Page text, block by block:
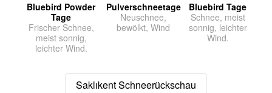
Bluebird Powder
Tage
Frischer Schnee,
meist sonnig,
leichter Wind.
Pulverschneetage
Neuschnee,
bewölkt, Wind
Bluebird Tage
Schnee, meist
sonnig, leichter
Wind.
Saklıkent Schneerückschau